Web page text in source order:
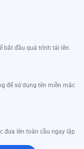
bắt đầu quá trình tải lên.
để sử dụng tên miền mặc
đưa lên toàn cầu ngay lập